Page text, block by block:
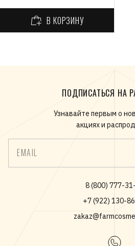
В КОРЗИНУ
ПОДПИСАТЬСЯ НА
Узнавайте первым о
акциях и
EMAIL
8 (800) 777-
+7 (922) 130-